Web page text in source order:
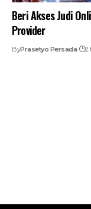
Beri Akses Judi
Provider
ByPrasetyo Persada 2